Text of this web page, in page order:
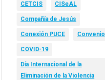
CETCIS CISeAL
Compañía de Jesús
Conexión PUCE Convenio
COVID-19
Día Internacional de la
Eliminación de la Violencia